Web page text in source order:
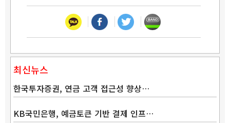
최신뉴스
한국투자증권, 연금 고객 접근성 향상…
KB국민은행, 예금토큰 기반 결제 인프…